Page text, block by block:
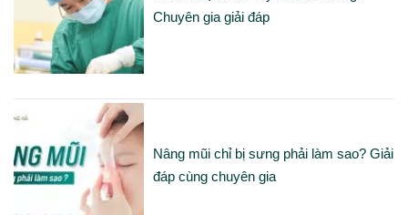
Chuyên gia giải đáp
Nâng mũi chỉ bị sưng phải làm sao? Giải
đáp cùng chuyên gia